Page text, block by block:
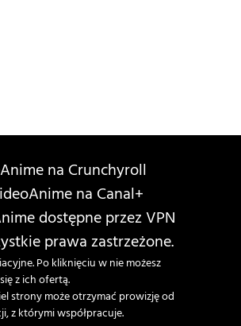
Anime na Crunchyroll
Anime na Canal+
dostępne przez VPN
prawa zastrzeżone.
Po kliknięciu w nie możesz
z ich ofertą.
strony może otrzymać prowizję od
z którymi współpracuje.